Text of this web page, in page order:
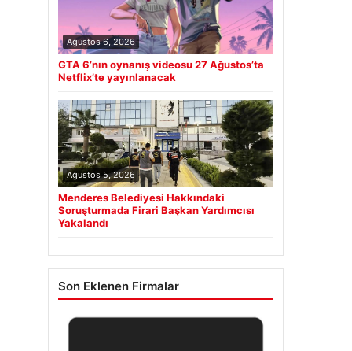
Ağustos 6, 2026
GTA 6’nın oynanış videosu 27 Ağustos’ta
Netflix’te yayınlanacak
Ağustos 5, 2026
Menderes Belediyesi Hakkındaki
Soruşturmada Firari Başkan Yardımcısı
Yakalandı
Son Eklenen Firmalar